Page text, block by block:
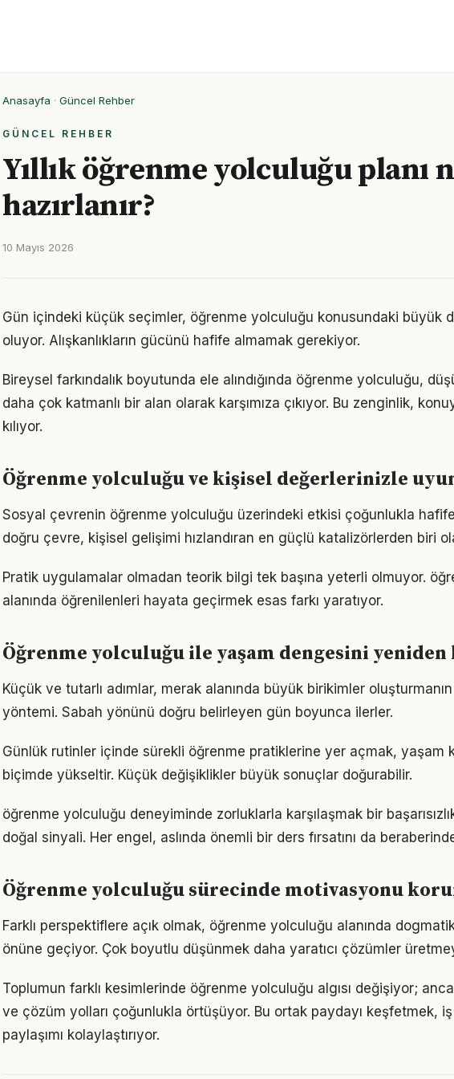
Anasayfa · Güncel Rehber
GÜNCEL REHBER
Yıllık öğrenme yolculuğu planı
hazırlanır?
10 Mayıs 2026
Gün içindeki küçük seçimler, öğrenme yolculuğu konusundaki büyük
oluyor. Alışkanlıkların gücünü hafife almamak gerekiyor.
Bireysel farkındalık boyutunda ele alındığında öğrenme yolculuğu,
daha çok katmanlı bir alan olarak karşımıza çıkıyor. Bu zenginlik,
kılıyor.
Öğrenme yolculuğu ve kişisel değerlerinizle
Sosyal çevrenin öğrenme yolculuğu üzerindeki etkisi çoğunlukla hafife
doğru çevre, kişisel gelişimi hızlandıran en güçlü katalizörlerden biri
Pratik uygulamalar olmadan teorik bilgi tek başına yeterli olmuyor.
alanında öğrenilenleri hayata geçirmek esas farkı yaratıyor.
Öğrenme yolculuğu ile yaşam dengesini
Küçük ve tutarlı adımlar, merak alanında büyük birikimler oluşturmanın
yöntemi. Sabah yönünü doğru belirleyen gün boyunca ilerler.
Günlük rutinler içinde sürekli öğrenme pratiklerine yer açmak, yaşam
biçimde yükseltir. Küçük değişiklikler büyük sonuçlar doğurabilir.
öğrenme yolculuğu deneyiminde zorluklarla karşılaşmak bir
doğal sinyali. Her engel, aslında önemli bir ders fırsatını da
Öğrenme yolculuğu sürecinde motivasyonu
Farklı perspektiflere açık olmak, öğrenme yolculuğu alanında
önüne geçiyor. Çok boyutlu düşünmek daha yaratıcı çözümler
Toplumun farklı kesimlerinde öğrenme yolculuğu algısı değişiyor;
ve çözüm yolları çoğunlukla örtüşüyor. Bu ortak paydayı keşfetmek,
paylaşımı kolaylaştırıyor.